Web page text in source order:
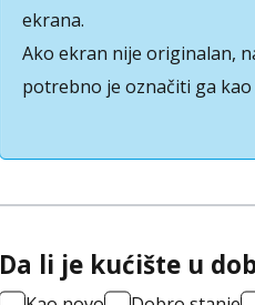
ekrana.
Ako ekran nije originalan,
potrebno je označiti ga kao
Da li je kućište u